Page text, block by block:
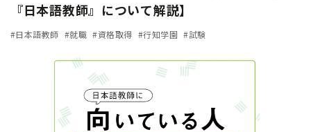
『日本語教師』について解説】
#日本語教師 #就職 #資格取得 #行知学園 #試験